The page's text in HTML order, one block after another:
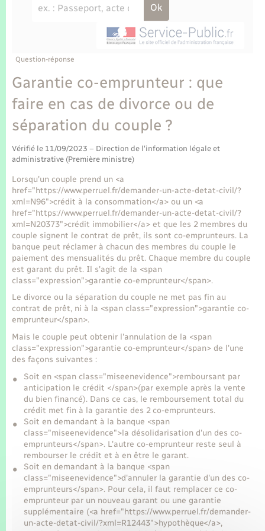
Etat-civil - Papiers - Citoyenneté
Parrainage civil
Loisirs
Nouvel habitant
Numérique
Organisation d’événement
Sécurité - Prévention
Seniors
Transports
Transports scolaires
Voirie et espace public
Travaux - Autorisation d’occupation de l’espace
Plan interactif
Présentation de la commune
Publications
La Communauté de communes
Question-réponse
Garantie co-emprunteur : que
faire en cas de divorce ou de
séparation du couple ?
Vérifié le 11/09/2023 – Direction de l'information légale et
administrative (Première ministre)
Lorsqu'un couple prend un <a
href="https://www.perruel.fr/demander-un-acte-detat-civil/?
xml=N96">crédit à la consommation</a> ou un <a
href="https://www.perruel.fr/demander-un-acte-detat-civil/?
xml=N20373">crédit immobilier</a> et que les 2 membres du
couple signent le contrat de prêt, ils sont co-emprunteurs. La
banque peut réclamer à chacun des membres du couple le
paiement des mensualités du prêt. Chaque membre du couple
est garant du prêt. Il s'agit de la <span
class="expression">garantie co-emprunteur</span>.
Le divorce ou la séparation du couple ne met pas fin au
contrat de prêt, ni à la <span class="expression">garantie co-
emprunteur</span>.
Mais le couple peut obtenir l'annulation de la <span
class="expression">garantie co-emprunteur</span> de l'une
des façons suivantes :
Soit en <span class="miseenevidence">remboursant par
anticipation le crédit </span>(par exemple après la vente
du bien financé). Dans ce cas, le remboursement total du
crédit met fin à la garantie des 2 co-emprunteurs.
Soit en demandant à la banque <span
class="miseenevidence">la désolidarisation d'un des co-
emprunteurs</span>. L'autre co-emprunteur reste seul à
rembourser le crédit et à en être le garant.
Soit en demandant à la banque <span
class="miseenevidence">d'annuler la garantie d'un des co-
emprunteurs</span>. Pour cela, il faut remplacer ce co-
emprunteur par un nouveau garant ou une garantie
supplémentaire (<a href="https://www.perruel.fr/demander-
un-acte-detat-civil/?xml=R12443">hypothèque</a>,